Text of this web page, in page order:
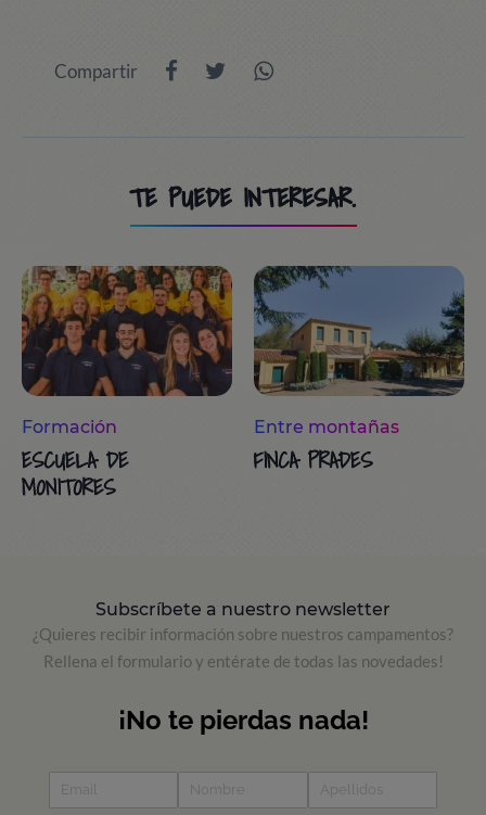
Compartir
TE PUEDE INTERESAR.
Formación
ESCUELA DE
MONITORES
Entre montañas
FINCA PRADES
Subscríbete a nuestro newsletter
¿Quieres recibir información sobre nuestros campamentos?
Rellena el formulario y entérate de todas las novedades!